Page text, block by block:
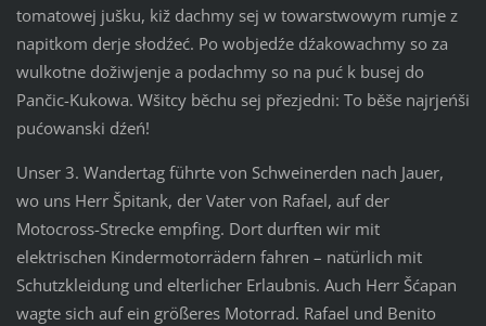
tomatowej jušku, kiž dachmy sej w towarstwowym rumje z
napitkom derje słodźeć. Po wobjedźe dźakowachmy so za
wulkotne dožiwjenje a podachmy so na puć k busej do
Pančic-Kukowa. Wšitcy běchu sej přezjedni: To běše najrjeńši
pućowanski dźeń!
Unser 3. Wandertag führte von Schweinerden nach Jauer,
wo uns Herr Špitank, der Vater von Rafael, auf der
Motocross-Strecke empfing. Dort durften wir mit
elektrischen Kindermotorrädern fahren – natürlich mit
Schutzkleidung und elterlicher Erlaubnis. Auch Herr Šćapan
wagte sich auf ein größeres Motorrad. Rafael und Benito